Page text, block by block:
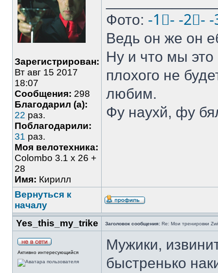
Зарегистрирован:
Вт авг 15 2017
18:07
Сообщения: 298
Благодарил (а):
22 раз.
Поблагодарили:
31 раз.
Моя велотехника:
Colombo 3.1 х 26 +
28
Имя: Кирилл
Фото: -1⃣- -2⃣- -
Ведь он же он
Ну и что мы это
плохого не
любим.
Фу наухй, фу
Вернуться к
началу
Yes_this_my_trike
Заголовок сообщения: Re: Мои тренировки
Активно интересующийся
Мужики,
быстренько